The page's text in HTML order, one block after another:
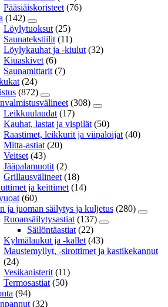
Pääsiäiskoristeet (76)
(142)
Löylytuoksut (25)
Saunatekstiilit (11)
Löylykauhat ja -kiulut (32)
Kiuaskivet (6)
Saunamittarit (7)
(24)
(872)
(308)
Leikkuulaudat (17)
Kauhat, lastat ja vispilät (50)
Raastimet, leikkurit ja viipaloijat (40)
Mitta-astiat (20)
Veitset (43)
Jääpalamuotit (2)
Grillausvälineet (18)
ja keittimet (14)
(60)
ja juoman säilytys ja kuljetus (280)
Ruoansäilytysastiat (137)
Säilöntäastiat (22)
Kylmälaukut ja -kallet (43)
Maustemyllyt, -sirottimet ja kastikekannut
(24)
Vesikanisterit (11)
Termosastiat (50)
(94)
(32)